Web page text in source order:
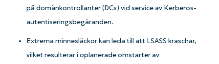
på domänkontrollanter (DCs) vid service av Kerberos-
autentiseringsbegäranden.
Extrema minnesläckor kan leda till att LSASS kraschar,
vilket resulterar i oplanerade omstarter av